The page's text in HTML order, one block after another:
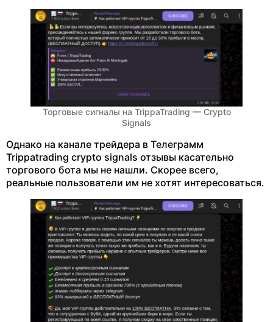
Торговые сигналы на TrippaTrading — Crypto
Signals
Однако на канале трейдера в Телеграмм
Trippatrading crypto signals отзывы касательно
торгового бота мы не нашли. Скорее всего,
реальные пользователи им не хотят интересоваться.